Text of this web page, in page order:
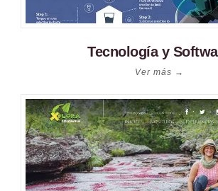
Tecnología y
Ver más →